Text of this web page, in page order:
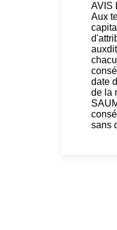
AVIS
Aux
date
de la
sans